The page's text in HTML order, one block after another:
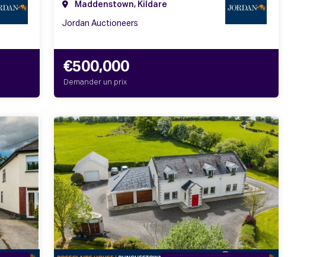
Maddenstown, Kildare
Jordan Auctioneers
€500,000
Demander un prix